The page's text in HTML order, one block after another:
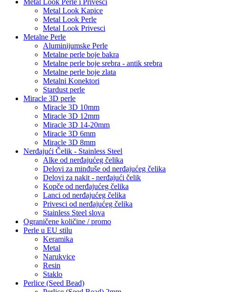
Metal Look Perle i Privesci
Metal Look Kapice
Metal Look Perle
Metal Look Privesci
Metalne Perle
Aluminijumske Perle
Metalne perle boje bakra
Metalne perle boje srebra - antik srebra
Metalne perle boje zlata
Metalni Konektori
Stardust perle
Miracle 3D perle
Miracle 3D 10mm
Miracle 3D 12mm
Miracle 3D 14-20mm
Miracle 3D 6mm
Miracle 3D 8mm
Nerđajući Čelik - Stainless Steel
Alke od nerđajućeg čelika
Delovi za minđuše od nerđajućeg čelika
Delovi za nakit - nerđajući čelik
Kopče od nerđajućeg čelika
Lanci od nerđajućeg čelika
Privesci od nerđajućeg čelika
Stainless Steel slova
Ograničene količine / promo
Perle u EU stilu
Keramika
Metal
Narukvice
Resin
Staklo
Perlice (Seed Bead)